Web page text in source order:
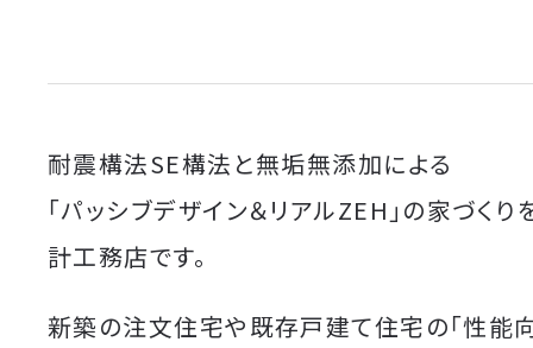
耐震構法SE構法と無垢無添加による
「パッシブデザイン＆リアルZEH」の家づく
計工務店です。
新築の注文住宅や既存戸建て住宅の「性能